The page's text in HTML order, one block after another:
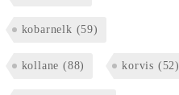
kobarnelk (59)
kollane (88) korvis (52)